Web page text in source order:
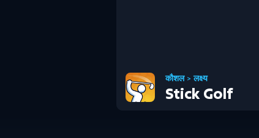
कौशल>लक्ष्य
Stick Golf